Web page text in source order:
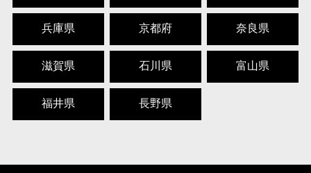
兵庫県 京都府 奈良県
滋賀県 石川県 富山県
福井県 長野県